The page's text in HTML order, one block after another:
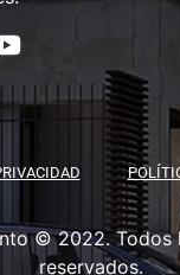
© 2022. Todos
reservados.